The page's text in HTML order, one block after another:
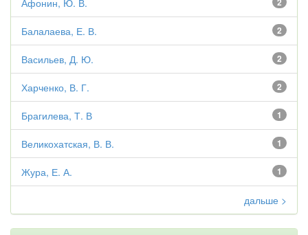
Афонин, Ю. В.
2
Балалаева, Е. В.
2
Васильев, Д. Ю.
2
Харченко, В. Г.
1
Брагилева, Т. В
1
Великохатская, В. В.
1
Жура, Е. А.
дальше >